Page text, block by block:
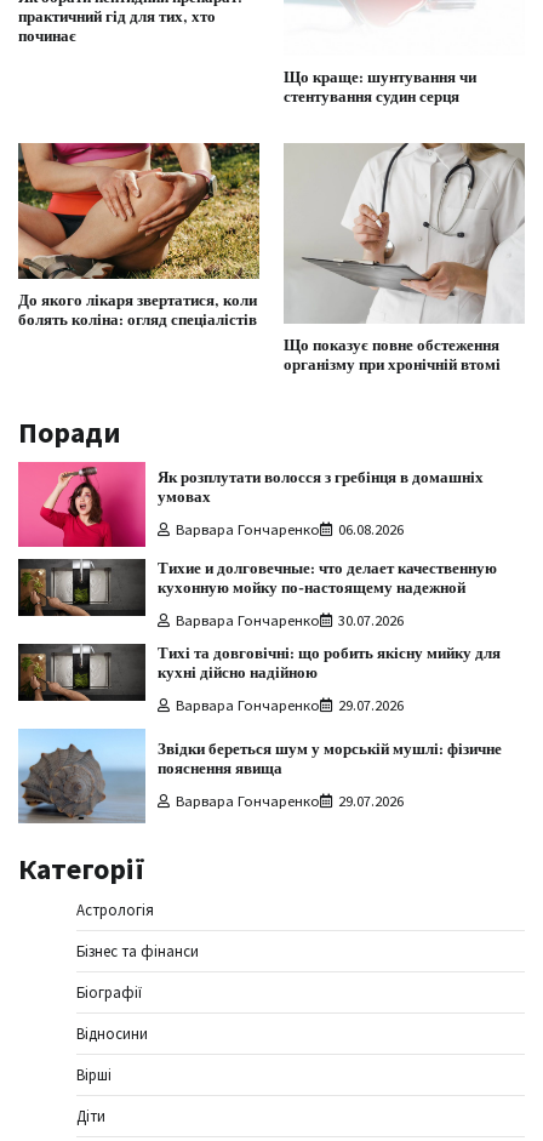
практичний гід для тих, хто
починає
Що краще: шунтування чи
стентування судин серця
До якого лікаря звертатися, коли
болять коліна: огляд спеціалістів
Що показує повне обстеження
організму при хронічній втомі
Поради
Як розплутати волосся з гребінця в домашніх
умовах
Варвара Гончаренко 06.08.2026
Тихие и долговечные: что делает качественную
кухонную мойку по-настоящему надежной
Варвара Гончаренко 30.07.2026
Тихі та довговічні: що робить якісну мийку для
кухні дійсно надійною
Варвара Гончаренко 29.07.2026
Звідки береться шум у морській мушлі: фізичне
пояснення явища
Варвара Гончаренко 29.07.2026
Категорії
Астрологія
Бізнес та фінанси
Біографії
Відносини
Вірші
Діти